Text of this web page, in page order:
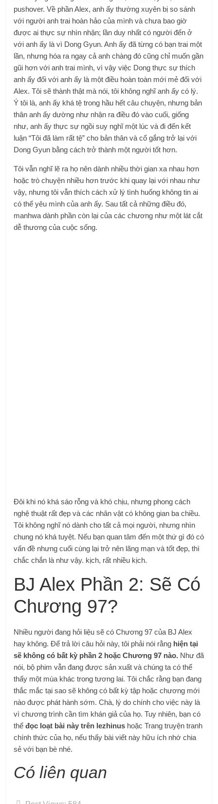
pushover. Về phần Alex, anh ấy thường xuyên bị so sánh
với người anh trai hoàn hảo của mình và chưa bao giờ
được ai thực sự nhìn nhận; lần duy nhất có người đến ở
với anh ấy là vì Dong Gyun. Anh ấy đã từng có bạn trai một
lần, nhưng hóa ra ngay cả anh chàng đó cũng chỉ muốn gần
gũi hơn với anh trai mình, vì vậy việc Dong thực sự thích
anh ấy đối với anh ấy là một điều hoàn toàn mới mẻ đối với
Alex. Tôi sẽ thành thật mà nói, tôi không nghĩ anh ấy có lý.
Ý tôi là, anh ấy khá tệ trong hầu hết câu chuyện, nhưng bản
thân anh ấy dường như nhận ra điều đó vào cuối, giống
như, anh ấy thực sự ngồi suy nghĩ một lúc và đi đến kết
luận “Tôi đã làm rất tệ” cho bản thân và cố gắng trở lại với
Dong Gyun bằng cách trở thành một người tốt hơn.
Tôi vẫn nghĩ lẽ ra họ nên dành nhiều thời gian xa nhau hơn
hoặc trò chuyện nhiều hơn trước khi quay lại với nhau như
vậy, nhưng tôi vẫn thích cách xử lý tình huống không tin ai
có thể yêu mình của anh ấy. Sau tất cả những điều đó,
manhwa dành phần còn lại của các chương như một lát cắt
dễ thương của cuộc sống.
Đôi khi nó khá sáo rỗng và khó chịu, nhưng phong cách
nghệ thuật rất đẹp và các nhân vật có không gian ba chiều.
Tôi không nghĩ nó dành cho tất cả mọi người, nhưng nhìn
chung nó khá tuyệt. Nếu bạn quan tâm đến một thứ gì đó có
vấn đề nhưng cuối cùng lại trở nên lãng mạn và tốt đẹp, thì
chắc chắn là như vậy. kịch, rất nhiều kịch.
BJ Alex Phần 2: Sẽ Có
Chương 97?
Nhiều người đang hỏi liệu sẽ có Chương 97 của BJ Alex
hay không. Để trả lời câu hỏi này, tôi phải nói rằng hiện tại
sẽ không có bất kỳ phần 2 hoặc Chương 97 nào. Như đã
nói, bộ phim vẫn đang được sản xuất và chúng ta có thể
thấy một mùa khác trong tương lai. Tôi chắc rằng bạn đang
thắc mắc tại sao sẽ không có bất kỳ tập hoặc chương mới
nào được phát hành sớm. Chà, lý do chính cho việc này là
vì chương trình cần tìm khán giả của họ. Tuy nhiên, bạn có
thểđọc loạt bài này trên lezhinus hoặc Trang truyện tranh
chính thức của họ, nếu thấy bài viết này hữu ích nhớ chia
sẻ với bạn bè nhé.
Có liên quan